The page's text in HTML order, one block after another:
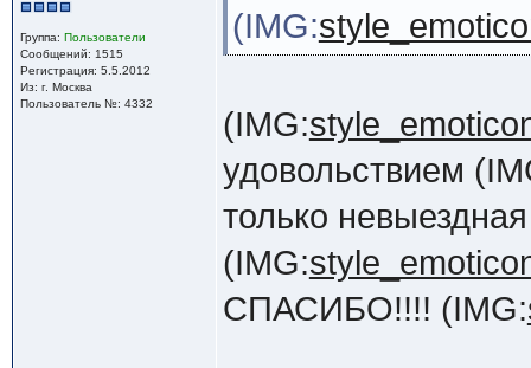
Группа: Пользователи
Сообщений: 1515
Регистрация: 5.5.2012
Из: г. Москва
Пользователь №: 4332
(IMG:
(IMG:
удовольствием
только
(IMG:
СПАСИБО!!!! (IMG: